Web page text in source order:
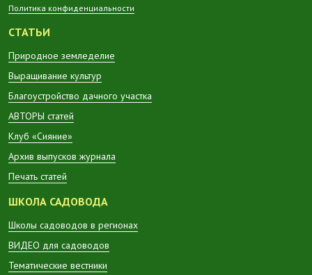
Политика конфиденциальности
СТАТЬИ
Природное земледелие
Выращивание культур
Благоустройство дачного участка
АВТОРЫ статей
Клуб «Сияние»
Архив выпусков журнала
Печать статей
ШКОЛА САДОВОДА
Школы садоводов в регионах
ВИДЕО для садоводов
Тематические вестники